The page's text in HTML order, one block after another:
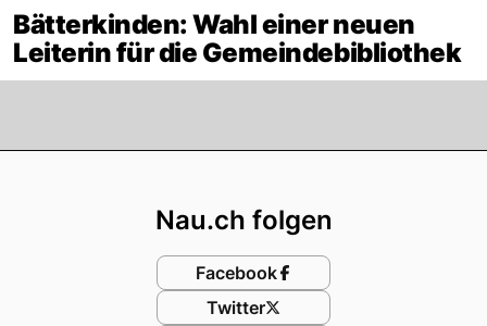
Bätterkinden: Wahl einer neuen
Leiterin für die Gemeindebibliothek
Nau.ch folgen
Facebook
Twitter